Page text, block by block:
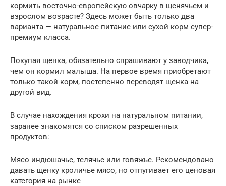
кормить восточно-европейскую овчарку в щенячьем и
взрослом возрасте? Здесь может быть только два
варианта — натуральное питание или сухой корм супер-
премиум класса.
Покупая щенка, обязательно спрашивают у заводчика,
чем он кормил малыша. На первое время приобретают
только такой корм, постепенно переводят щенка на
другой вид.
В случае нахождения крохи на натуральном питании,
заранее знакомятся со списком разрешенных
продуктов:
Мясо индюшачье, телячье или говяжье. Рекомендовано
давать щенку кроличье мясо, но отпугивает его ценовая
категория на рынке